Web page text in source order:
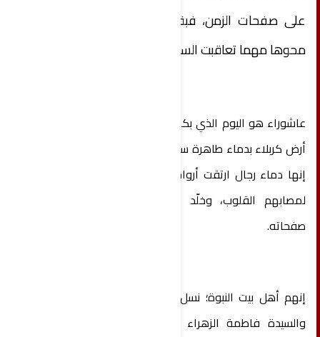
على صفحات الزمن، فبقيت حية لا يستطيع أحد
محوها مهما تعاقبت السنين؟
عاشوراء هو اليوم الذي بكت فيه السماء، وارتوت فيه
أرض كربلاء بدماء طاهرة سالت وهي ظامئة إلى الماء.
إنها دماء رجال ارتقت أرواحهم إلى بارئها حتى اهتزت
لمصابهم القلوب، وخلّد التاريخ ذكراهم في أنصع
صفحاته.
إنهم أهل بيت النبوة؛ نسل الإمام علي بن أبي طالب
والسيدة فاطمة الزهراء بنت رسول الله ﷺ. وفي